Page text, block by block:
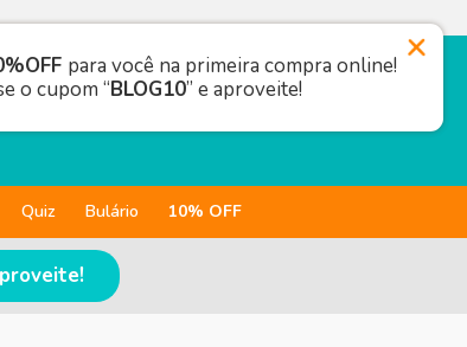
Quiz Bulário 10% OFF
para você na primeira compra online!
o cupom “BLOG10” e aproveite!